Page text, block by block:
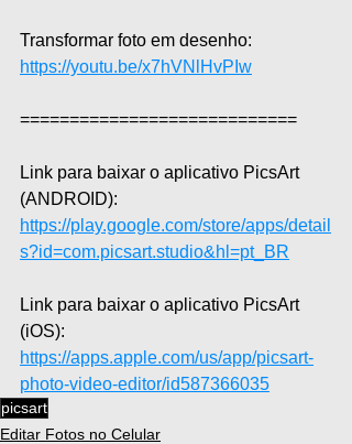
Transformar foto em desenho:
https://youtu.be/x7hVNlHvPIw
============================
Link para baixar o aplicativo PicsArt
(ANDROID):
https://play.google.com/store/apps/detail
s?id=com.picsart.studio&hl=pt_BR
Link para baixar o aplicativo PicsArt
(iOS):
https://apps.apple.com/us/app/picsart-
photo-video-editor/id587366035
picsart
Editar Fotos no Celular